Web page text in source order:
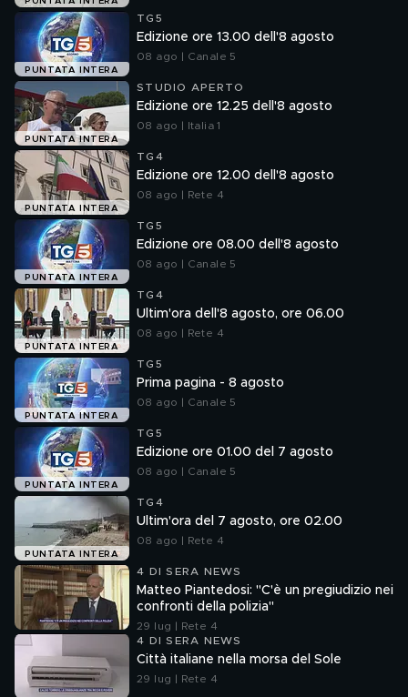
PUNTATA INTERA
TG5
Edizione ore 13.00 dell'8 agosto
08 ago | Canale 5
PUNTATA INTERA
STUDIO APERTO
Edizione ore 12.25 dell'8 agosto
08 ago | Italia 1
PUNTATA INTERA
TG4
Edizione ore 12.00 dell'8 agosto
08 ago | Rete 4
PUNTATA INTERA
TG5
Edizione ore 08.00 dell'8 agosto
08 ago | Canale 5
PUNTATA INTERA
TG4
Ultim'ora dell'8 agosto, ore 06.00
08 ago | Rete 4
PUNTATA INTERA
TG5
Prima pagina - 8 agosto
08 ago | Canale 5
PUNTATA INTERA
TG5
Edizione ore 01.00 del 7 agosto
08 ago | Canale 5
PUNTATA INTERA
TG4
Ultim'ora del 7 agosto, ore 02.00
08 ago | Rete 4
4 DI SERA NEWS
Matteo Piantedosi: "C'è un pregiudizio nei
confronti della polizia"
29 lug | Rete 4
4 DI SERA NEWS
Città italiane nella morsa del Sole
29 lug | Rete 4